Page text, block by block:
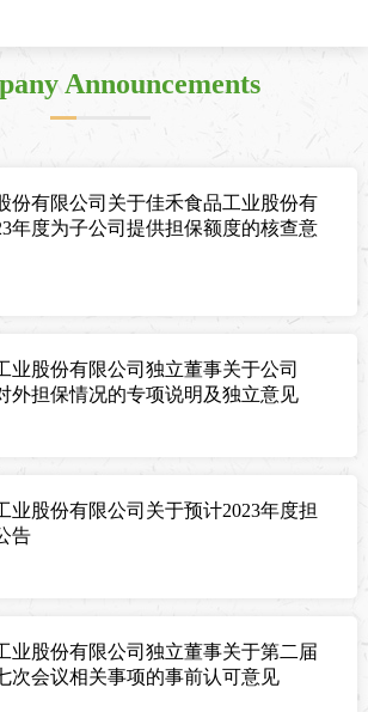
Announcements
份有限公司关于佳禾食品工业股份有
年度为子公司提供担保额度的核查意
业股份有限公司独立董事关于公司
外担保情况的专项说明及独立意见
业股份有限公司关于预计2023年度担
告
业股份有限公司独立董事关于第二届
次会议相关事项的事前认可意见